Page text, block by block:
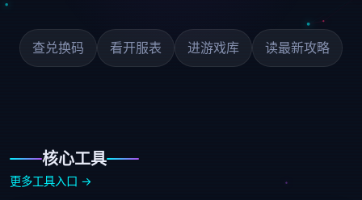
查兑换码 看开服表 进游戏库 读最新攻略
核心工具
更多工具入口 →